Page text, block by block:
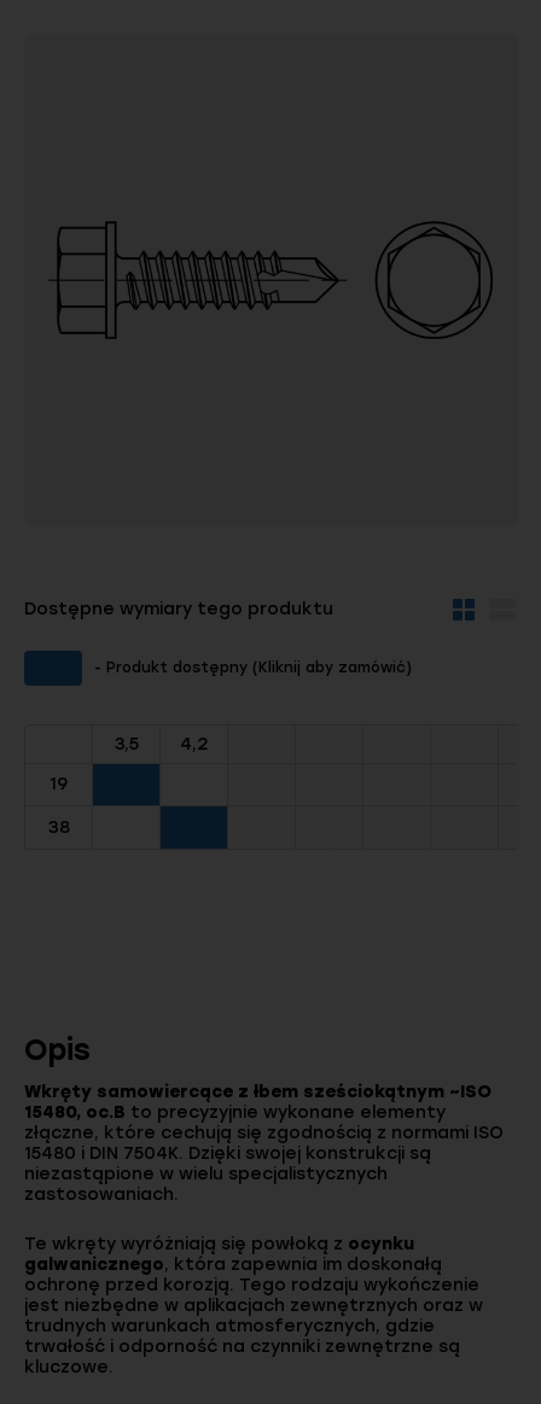
Dostępne wymiary tego produktu
Widok
- Produkt dostępny (Kliknij aby zamówić)
3,5
4,2
19
38
Opis
Wkręty samowiercące z łbem sześciokątnym ~ISO
15480, oc.B to precyzyjnie wykonane elementy
złączne, które cechują się zgodnością z normami ISO
15480 i DIN 7504K. Dzięki swojej konstrukcji są
niezastąpione w wielu specjalistycznych
zastosowaniach.
Te wkręty wyróżniają się powłoką z ocynku
galwanicznego, która zapewnia im doskonałą
ochronę przed korozją. Tego rodzaju wykończenie
jest niezbędne w aplikacjach zewnętrznych oraz w
trudnych warunkach atmosferycznych, gdzie
trwałość i odporność na czynniki zewnętrzne są
kluczowe.